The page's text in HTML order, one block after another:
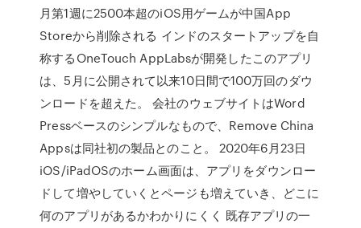
月第1週に2500本超のiOS用ゲームが中国App
Storeから削除される インドのスタートアップを自
称するOneTouch AppLabsが開発したこのアプリ
は、5月に公開されて以来10日間で100万回のダウ
ンロードを超えた。 会社のウェブサイトはWord
Pressベースのシンプルなもので、Remove China
Appsは同社初の製品とのこと。 2020年6月23日
iOS/iPadOSのホーム画面は、アプリをダウンロー
ドして増やしていくとページも増えていき、どこに
何のアプリがあるかわかりにくく 既存アプリの一